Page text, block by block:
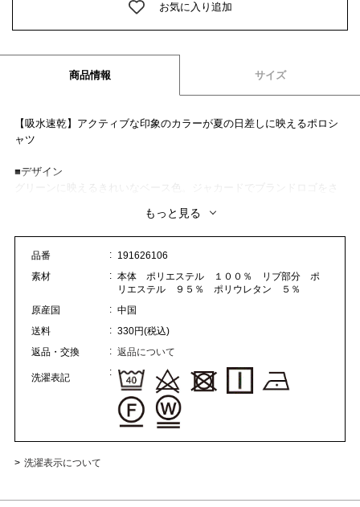
お気に入り追加
商品情報 サイズ
【吸水速乾】アクティブな印象のカラーが夏の日差しに映えるポロシ
ャツ
■デザイン
グリーンに映えるきれいなベース色。ジャカードでブランドロゴをさ
■素材
さらっとした吸水速乾素材。
■コーディネート
て、夏気分を楽しみましょう。
もっと見る
品番
191626106
素材
本体 ポリエステル １００％ リブ部分 ポ
リエステル ９５％ ポリウレタン ５％
原産国
中国
送料
330円(税込)
返品・交換
返品について
洗濯表記
洗濯表示について